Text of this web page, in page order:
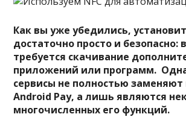
Как вы уже убедились,
достаточно просто и безопасно:
требуется скачивание
приложений или программ.
сервисы не полностью
Android Pay, а лишь являются
многочисленных его функций.